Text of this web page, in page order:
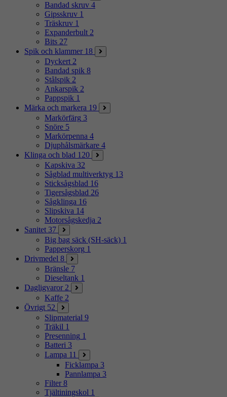
Bandad skruv 4
Gipsskruv 1
Träskruv 1
Expanderbult 2
Bits 27
Spik och klammer 18
Dyckert 2
Bandad spik 8
Stålspik 2
Ankarspik 2
Pappspik 1
Märka och markera 19
Markörfärg 3
Snöre 5
Markörpenna 4
Djuphålsmärkare 4
Klinga och blad 120
Kapskiva 32
Sågblad multiverktyg 13
Sticksågsblad 16
Tigersågsblad 26
Sågklinga 16
Slipskiva 14
Motorsågskedja 2
Sanitet 37
Big bag säck (SH-säck) 1
Papperskorg 1
Drivmedel 8
Bränsle 7
Dieseltank 1
Dagligvaror 2
Kaffe 2
Övrigt 52
Slipmaterial 9
Träkil 1
Presenning 1
Batteri 3
Lampa 11
Ficklampa 3
Pannlampa 3
Filter 8
Tjältiningskol 1